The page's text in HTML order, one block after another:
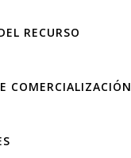
RECURSO
COMERCIALIZACIÓN